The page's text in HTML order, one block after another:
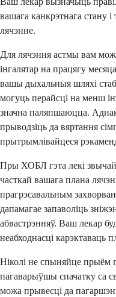
вашага канкрэтнага стану
лячэнне.
Для лячэння астмы вам
інгалятар на працягу
вашы дыхальныя шляхі
могуць перайсці на менш
значна паляпшаюцца.
прыводзіць да вяртання
прытрымлівайцеся
Пры ХОБЛ гэта лекі
часткай вашага плана
прагрэсавальным
дапамагае запаволіць
абвастрэнняў. Ваш лекар
неабходнасці карэктаваць
Ніколі не спыняйце прыём
пагаварыўшы спачатку са
можа прывесці да